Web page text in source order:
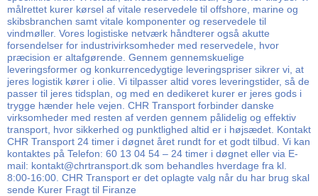
målrettet kurer kørsel af vitale reservedele til offshore, marine og
skibsbranchen samt vitale komponenter og reservedele til
vindmøller. Vores logistiske netværk håndterer også akutte
forsendelser for industrivirksomheder med reservedele, hvor
præcision er altafgørende. Gennem gennemskuelige
leveringsformer og konkurrencedygtige leveringspriser sikrer vi, at
jeres logistik kører i olie. Vi tilpasser altid vores leveringstider, så de
passer til jeres tidsplan, og med en dedikeret kurer er jeres gods i
trygge hænder hele vejen. CHR Transport forbinder danske
virksomheder med resten af verden gennem pålidelig og effektiv
transport, hvor sikkerhed og punktlighed altid er i højsædet. Kontakt
CHR Transport 24 timer i døgnet året rundt for et godt tilbud. Vi kan
kontaktes på Telefon: 60 13 04 54 – 24 timer i døgnet eller via E-
mail: kontakt@chrtransport.dk som behandles hverdage fra kl.
8:00-16:00. CHR Transport er det oplagte valg når du har brug skal
sende Kurer Fragt til Firanze